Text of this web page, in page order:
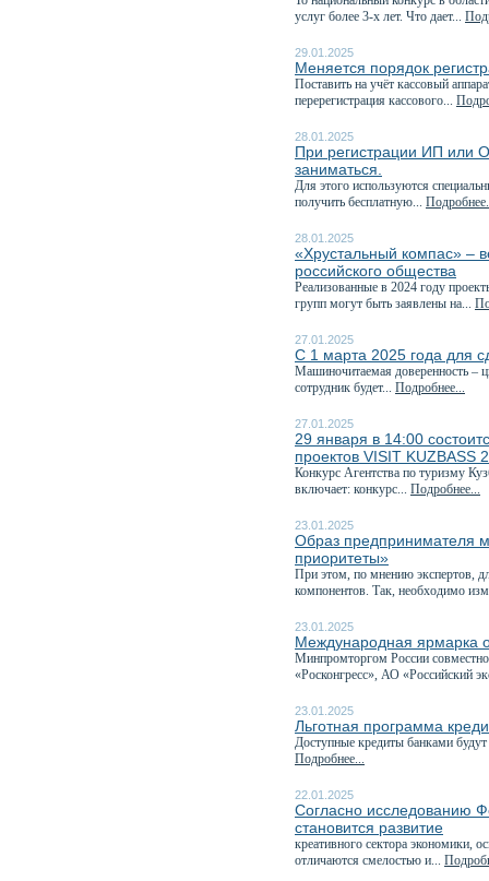
услуг более 3-х лет. Что дает...
29.01.2025
Меняется порядок
Поставить на учёт кассовый
перерегистрация кассового...
28.01.2025
При регистрации ИП или
заниматься.
Для этого используются
получить бесплатную...
28.01.2025
«Хрустальный компас» –
российского общества
Реализованные в 2024 году
групп могут быть заявлены на...
27.01.2025
С 1 марта 2025 года для
Машиночитаемая доверенность –
сотрудник будет... Подробнее...
27.01.2025
29 января в 14:00
проектов VISIT KUZBASS
Конкурс Агентства по туризму
включает: конкурс... Подробнее...
23.01.2025
Образ предпринимателя
приоритеты»
При этом, по мнению экспертов,
компонентов. Так, необходимо
23.01.2025
Международная ярмарка
Минпромторгом России
«Росконгресс», АО «Российский
23.01.2025
Льготная программа
Доступные кредиты банками
Подробнее...
22.01.2025
Согласно исследованию
становится развитие
креативного сектора экономики,
отличаются смелостью и...